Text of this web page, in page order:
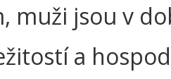
muži jsou v
a